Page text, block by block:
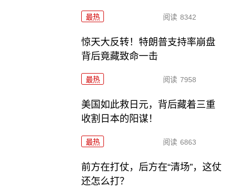
最热 阅读 8342
惊天大反转！特朗普支持率崩盘
背后竟藏致命一击
最热 阅读 7958
美国如此救日元，背后藏着三重
收割日本的阳谋！
最热 阅读 6863
前方在打仗，后方在“清场”，这仗
还怎么打？